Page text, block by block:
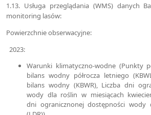
1.13. Usługa przeglądania (WMS) danych
monitoring lasów:
Powierzchnie obserwacyjne:
2023:
Warunki klimatyczno-wodne (Punkty
bilans wodny półrocza letniego
bilans wodny (KBWR), Liczba dni
wody dla roślin w miesiącach
dni ogranicznonej dostępności